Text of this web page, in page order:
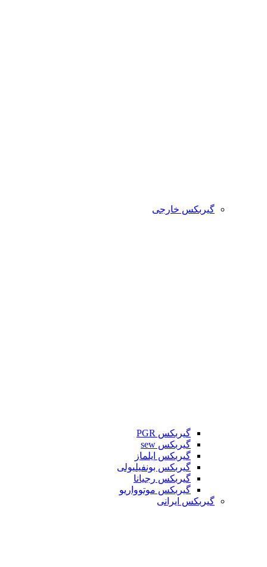
گیربکس خارجی
گیربکس PGR
گیربکس sew
گیربکس ایلماز
گیربکس بونفیلیولی
گیربکس رجیانا
گیربکس موتوواریو
گیربکس ایرانی